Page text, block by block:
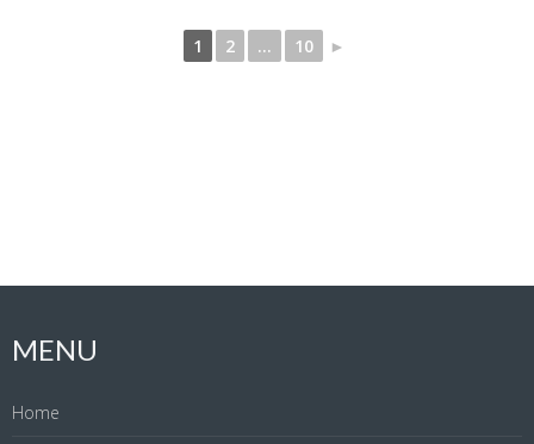
1 2 ... 10 ►
MENU
Home